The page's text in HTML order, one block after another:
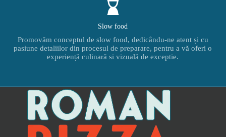
Slow food
Promovăm conceptul de slow food, dedicându-ne atent și cu
pasiune detaliilor din procesul de preparare, pentru a vă oferi o
experiență culinară si vizuală de exceptie.